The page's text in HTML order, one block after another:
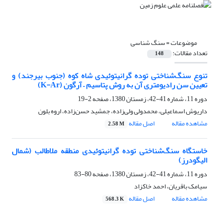
موضوعات =سنگ شناسی
تعداد مقالات: 148
تنوع سنگ‌شناختی توده گرانیتوئیدی شاه کوه (جنوب بیرجند) و
تعیین سن رادیومتری آن به روش پتاسیم – آرگون (K-Ar)
دوره 11، شماره 41-42، زمستان 1380، صفحه
2-19
داریوش اسماعیلی، محمدولی ولی‌زاده، جمشید حسن‌زاده، اروه بلون
مشاهده مقاله
اصل مقاله 2.58 M
خاستگاه سنگ‌شناختی توده گرانیتوئیدی منطقه ملاطالب (شمال
الیگودرز)
دوره 11، شماره 41-42، زمستان 1380، صفحه
80-83
سیامک باقریان، احمد خاکزاد
مشاهده مقاله
اصل مقاله 568.3 K